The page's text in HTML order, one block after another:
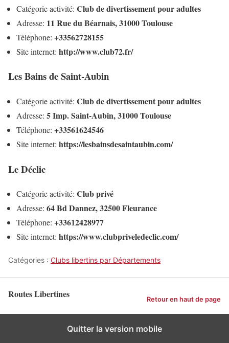
Catégorie activité: Club de divertissement pour adultes
Adresse: 11 Rue du Béarnais, 31000 Toulouse
Téléphone: +33562728155
Site internet: http://www.club72.fr/
Les Bains de Saint-Aubin
Catégorie activité: Club de divertissement pour adultes
Adresse: 5 Imp. Saint-Aubin, 31000 Toulouse
Téléphone: +33561624546
Site internet: https://lesbainsdesaintaubin.com/
Le Déclic
Catégorie activité: Club privé
Adresse: 64 Bd Dannez, 32500 Fleurance
Téléphone: +33612428977
Site internet: https://www.clubpriveledeclic.com/
Catégories : Clubs libertins par Départements
Routes Libertines Retour en haut de page
Quitter la version mobile